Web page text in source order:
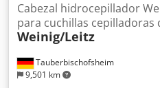
Tauberbischofsheim
9,501 km
Cabezal hidrocepillador
para cuchillas cepilladoras
Weinig/Leitz